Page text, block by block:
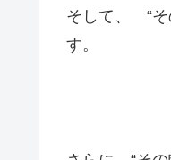
そして、 “そ
す。